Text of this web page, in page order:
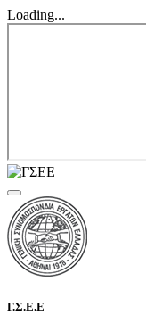
Loading...
Γ.Σ.Ε.Ε